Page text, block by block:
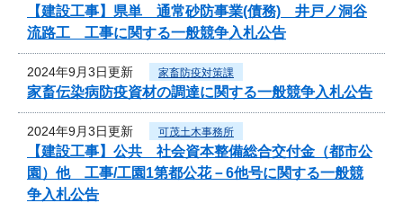
【建設工事】県単 通常砂防事業(債務) 井戸ノ洞谷
流路工 工事に関する一般競争入札公告
2024年9月3日更新 家畜防疫対策課
家畜伝染病防疫資材の調達に関する一般競争入札公告
2024年9月3日更新 可茂土木事務所
【建設工事】公共 社会資本整備総合交付金（都市公
園）他 工事/工園1第都公花－6他号に関する一般競
争入札公告